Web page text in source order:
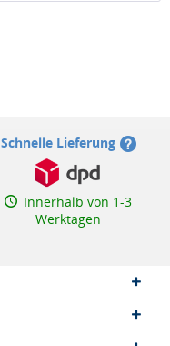
Schnelle Lieferung
Innerhalb von 1-3
Werktagen